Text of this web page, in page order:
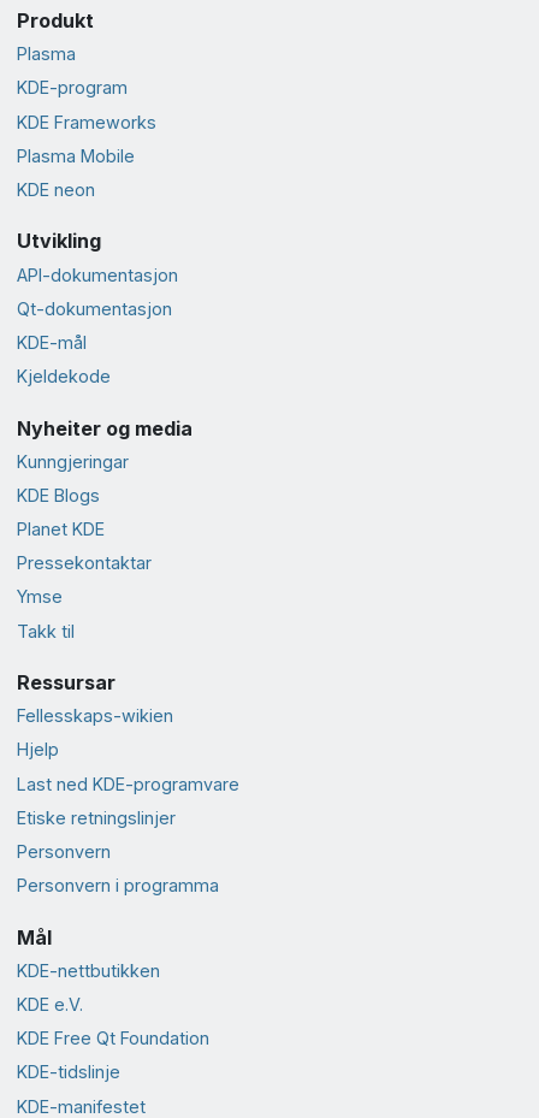
Produkt
Plasma
KDE-program
KDE Frameworks
Plasma Mobile
KDE neon
Utvikling
API-dokumentasjon
Qt-dokumentasjon
KDE-mål
Kjeldekode
Nyheiter og media
Kunngjeringar
KDE Blogs
Planet KDE
Presse­kontaktar
Ymse
Takk til
Ressursar
Fellesskaps-wikien
Hjelp
Last ned KDE-programvare
Etiske retningslinjer
Personvern
Personvern i programma
Mål
KDE-nettbutikken
KDE e.V.
KDE Free Qt Foundation
KDE-tidslinje
KDE-manifestet